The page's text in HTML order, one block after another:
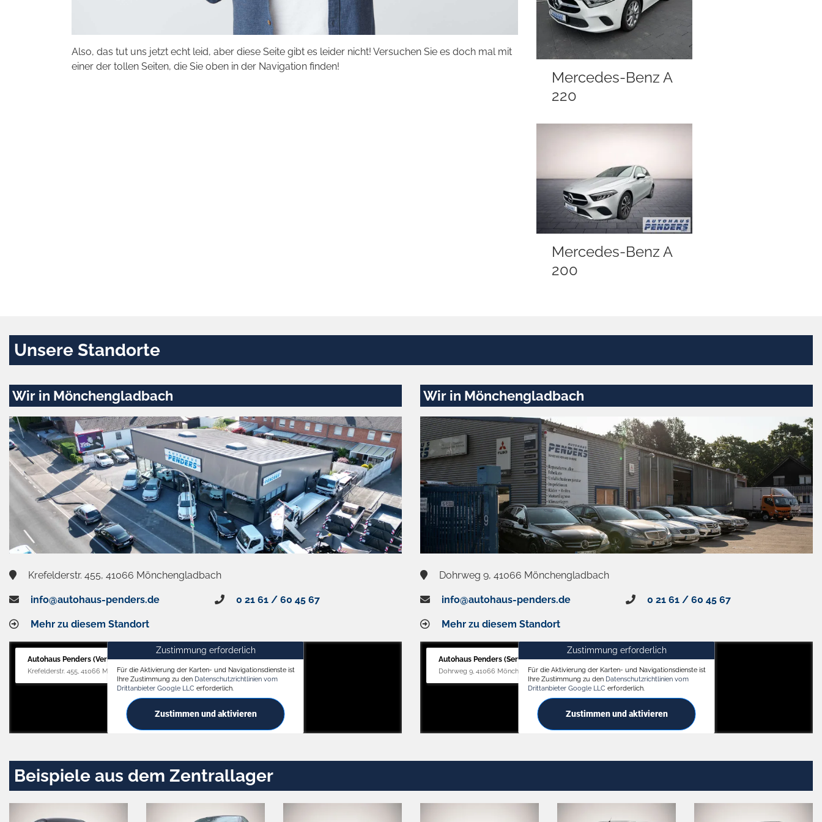
Also, das tut uns jetzt echt leid, aber diese Seite gibt es leider nicht! Versuchen Sie es doch mal mit
einer der tollen Seiten, die Sie oben in der Navigation finden!
Mercedes-Benz A
220
Mercedes-Benz A
200
Unsere Standorte
Wir in Mönchengladbach
Krefelderstr. 455, 41066 Mönchengladbach
info@autohaus-penders.de 0 21 61 / 60 45 67
Mehr zu diesem Standort
Autohaus Penders (Verkauf)
Krefelderstr. 455, 41066 Mönchengladbach
Zustimmung erforderlich
Für die Aktivierung der Karten- und Navigationsdienste ist
Ihre Zustimmung zu den Datenschutzrichtlinien vom
Drittanbieter Google LLC erforderlich.
Zustimmen und aktivieren
Wir in Mönchengladbach
Dohrweg 9, 41066 Mönchengladbach
info@autohaus-penders.de 0 21 61 / 60 45 67
Mehr zu diesem Standort
Autohaus Penders (Service)
Dohrweg 9, 41066 Mönchengladbach
Zustimmung erforderlich
Für die Aktivierung der Karten- und Navigationsdienste ist
Ihre Zustimmung zu den Datenschutzrichtlinien vom
Drittanbieter Google LLC erforderlich.
Zustimmen und aktivieren
Beispiele aus dem Zentrallager